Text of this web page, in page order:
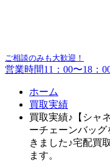
ご相談のみも大歓迎！
営業時間11：00〜18：
ホーム
買取実績
買取実績♪【シャ
ーチェーンバッ
きました♪宅配買
ます。